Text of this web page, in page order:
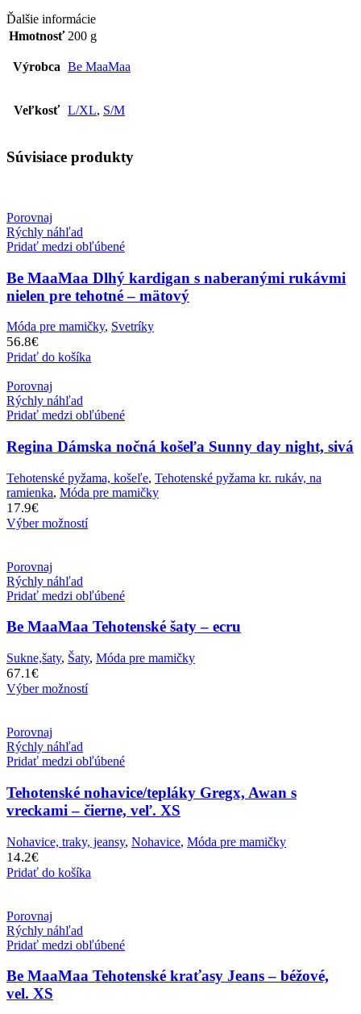
Ďalšie informácie
Hmotnosť 200 g
Výrobca Be MaaMaa
Veľkosť L/XL, S/M
Súvisiace produkty
Porovnaj
Rýchly náhľad
Pridať medzi obľúbené
Be MaaMaa Dlhý kardigan s naberanými rukávmi
nielen pre tehotné – mätový
Móda pre mamičky, Svetríky
56.8€
Pridať do košíka
Porovnaj
Rýchly náhľad
Pridať medzi obľúbené
Regina Dámska nočná košeľa Sunny day night, sivá
Tehotenské pyžama, košeľe, Tehotenské pyžama kr. rukáv, na
ramienka, Móda pre mamičky
17.9€
Výber možností
Porovnaj
Rýchly náhľad
Pridať medzi obľúbené
Be MaaMaa Tehotenské šaty – ecru
Sukne,šaty, Šaty, Móda pre mamičky
67.1€
Výber možností
Porovnaj
Rýchly náhľad
Pridať medzi obľúbené
Tehotenské nohavice/tepláky Gregx, Awan s
vreckami – čierne, veľ. XS
Nohavice, traky, jeansy, Nohavice, Móda pre mamičky
14.2€
Pridať do košíka
Porovnaj
Rýchly náhľad
Pridať medzi obľúbené
Be MaaMaa Tehotenské kraťasy Jeans – béžové,
vel. XS